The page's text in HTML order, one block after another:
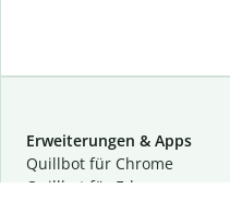
Erweiterungen & Apps
Quillbot für Chrome
Quillbot für Edge